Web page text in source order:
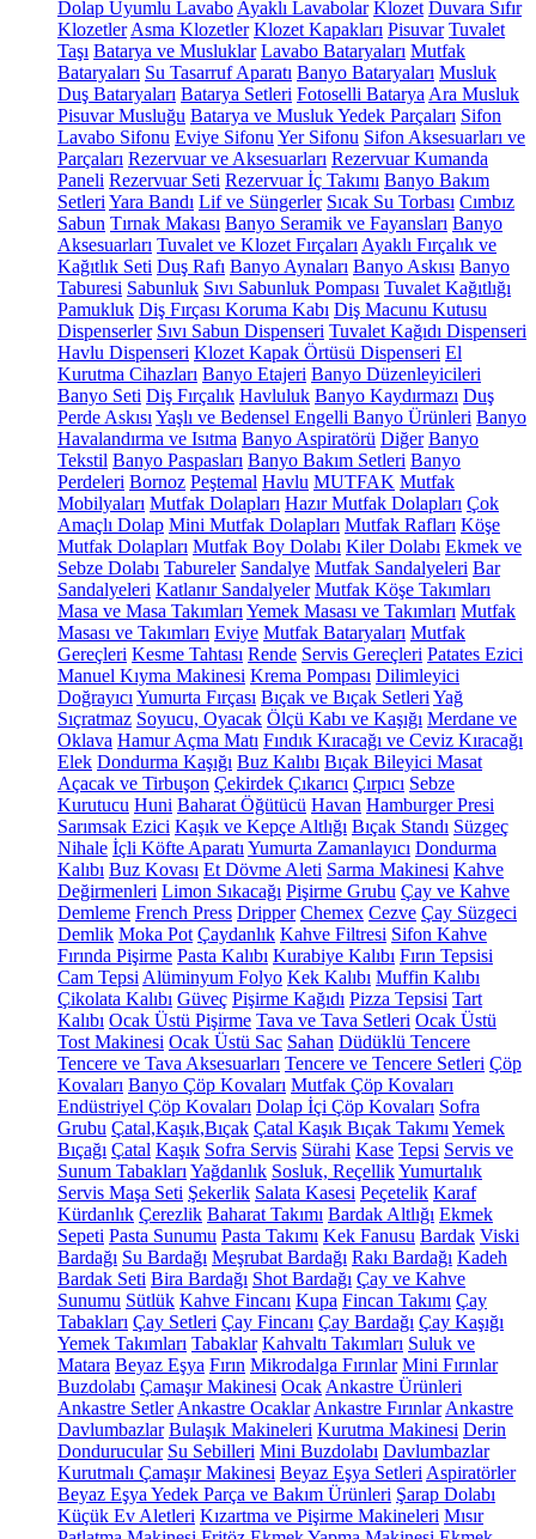
Dolap Uyumlu Lavabo Ayaklı Lavabolar Klozet Duvara Sıfır
Klozetler Asma Klozetler Klozet Kapakları Pisuvar Tuvalet
Taşı Batarya ve Musluklar Lavabo Bataryaları Mutfak
Bataryaları Su Tasarruf Aparatı Banyo Bataryaları Musluk
Duş Bataryaları Batarya Setleri Fotoselli Batarya Ara Musluk
Pisuvar Musluğu Batarya ve Musluk Yedek Parçaları Sifon
Lavabo Sifonu Eviye Sifonu Yer Sifonu Sifon Aksesuarları ve
Parçaları Rezervuar ve Aksesuarları Rezervuar Kumanda
Paneli Rezervuar Seti Rezervuar İç Takımı Banyo Bakım
Setleri Yara Bandı Lif ve Süngerler Sıcak Su Torbası Cımbız
Sabun Tırnak Makası Banyo Seramik ve Fayansları Banyo
Aksesuarları Tuvalet ve Klozet Fırçaları Ayaklı Fırçalık ve
Kağıtlık Seti Duş Rafı Banyo Aynaları Banyo Askısı Banyo
Taburesi Sabunluk Sıvı Sabunluk Pompası Tuvalet Kağıtlığı
Pamukluk Diş Fırçası Koruma Kabı Diş Macunu Kutusu
Dispenserler Sıvı Sabun Dispenseri Tuvalet Kağıdı Dispenseri
Havlu Dispenseri Klozet Kapak Örtüsü Dispenseri El
Kurutma Cihazları Banyo Etajeri Banyo Düzenleyicileri
Banyo Seti Diş Fırçalık Havluluk Banyo Kaydırmazı Duş
Perde Askısı Yaşlı ve Bedensel Engelli Banyo Ürünleri Banyo
Havalandırma ve Isıtma Banyo Aspiratörü Diğer Banyo
Tekstil Banyo Paspasları Banyo Bakım Setleri Banyo
Perdeleri Bornoz Peştemal Havlu MUTFAK Mutfak
Mobilyaları Mutfak Dolapları Hazır Mutfak Dolapları Çok
Amaçlı Dolap Mini Mutfak Dolapları Mutfak Rafları Köşe
Mutfak Dolapları Mutfak Boy Dolabı Kiler Dolabı Ekmek ve
Sebze Dolabı Tabureler Sandalye Mutfak Sandalyeleri Bar
Sandalyeleri Katlanır Sandalyeler Mutfak Köşe Takımları
Masa ve Masa Takımları Yemek Masası ve Takımları Mutfak
Masası ve Takımları Eviye Mutfak Bataryaları Mutfak
Gereçleri Kesme Tahtası Rende Servis Gereçleri Patates Ezici
Manuel Kıyma Makinesi Krema Pompası Dilimleyici
Doğrayıcı Yumurta Fırçası Bıçak ve Bıçak Setleri Yağ
Sıçratmaz Soyucu, Oyacak Ölçü Kabı ve Kaşığı Merdane ve
Oklava Hamur Açma Matı Fındık Kıracağı ve Ceviz Kıracağı
Elek Dondurma Kaşığı Buz Kalıbı Bıçak Bileyici Masat
Açacak ve Tirbuşon Çekirdek Çıkarıcı Çırpıcı Sebze
Kurutucu Huni Baharat Öğütücü Havan Hamburger Presi
Sarımsak Ezici Kaşık ve Kepçe Altlığı Bıçak Standı Süzgeç
Nihale İçli Köfte Aparatı Yumurta Zamanlayıcı Dondurma
Kalıbı Buz Kovası Et Dövme Aleti Sarma Makinesi Kahve
Değirmenleri Limon Sıkacağı Pişirme Grubu Çay ve Kahve
Demleme French Press Dripper Chemex Cezve Çay Süzgeci
Demlik Moka Pot Çaydanlık Kahve Filtresi Sifon Kahve
Fırında Pişirme Pasta Kalıbı Kurabiye Kalıbı Fırın Tepsisi
Cam Tepsi Alüminyum Folyo Kek Kalıbı Muffin Kalıbı
Çikolata Kalıbı Güveç Pişirme Kağıdı Pizza Tepsisi Tart
Kalıbı Ocak Üstü Pişirme Tava ve Tava Setleri Ocak Üstü
Tost Makinesi Ocak Üstü Sac Sahan Düdüklü Tencere
Tencere ve Tava Aksesuarları Tencere ve Tencere Setleri Çöp
Kovaları Banyo Çöp Kovaları Mutfak Çöp Kovaları
Endüstriyel Çöp Kovaları Dolap İçi Çöp Kovaları Sofra
Grubu Çatal,Kaşık,Bıçak Çatal Kaşık Bıçak Takımı Yemek
Bıçağı Çatal Kaşık Sofra Servis Sürahi Kase Tepsi Servis ve
Sunum Tabakları Yağdanlık Sosluk, ReçellikYumurtalık
Servis Maşa Seti Şekerlik Salata Kasesi Peçetelik Karaf
Kürdanlık Çerezlik Baharat Takımı Bardak Altlığı Ekmek
Sepeti Pasta Sunumu Pasta Takımı Kek Fanusu Bardak Viski
Bardağı Su Bardağı Meşrubat Bardağı Rakı Bardağı Kadeh
Bardak Seti Bira Bardağı Shot Bardağı Çay ve Kahve
Sunumu Sütlük Kahve Fincanı Kupa Fincan Takımı Çay
Tabakları Çay Setleri Çay Fincanı Çay Bardağı Çay Kaşığı
Yemek Takımları Tabaklar Kahvaltı Takımları Suluk ve
Matara Beyaz Eşya Fırın Mikrodalga Fırınlar Mini Fırınlar
Buzdolabı Çamaşır Makinesi Ocak Ankastre Ürünleri
Ankastre Setler Ankastre Ocaklar Ankastre Fırınlar Ankastre
Davlumbazlar Bulaşık Makineleri Kurutma Makinesi Derin
Dondurucular Su Sebilleri Mini Buzdolabı Davlumbazlar
Kurutmalı Çamaşır Makinesi Beyaz Eşya Setleri Aspiratörler
Beyaz Eşya Yedek Parça ve Bakım Ürünleri Şarap Dolabı
Küçük Ev Aletleri Kızartma ve Pişirme Makineleri Mısır